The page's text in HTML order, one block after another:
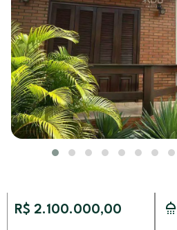
R$ 2.100.000,00